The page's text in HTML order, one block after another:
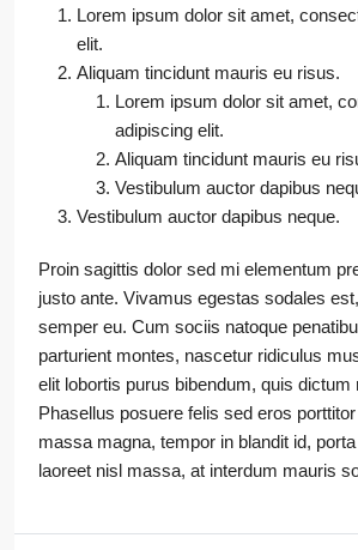
Lorem ipsum dolor sit amet,
elit.
Aliquam tincidunt mauris eu risus.
Lorem ipsum dolor sit amet,
adipiscing elit.
Aliquam tincidunt mauris eu
Vestibulum auctor dapibus
Vestibulum auctor dapibus neque.
Proin sagittis dolor sed mi elementum
justo ante. Vivamus egestas sodales
semper eu. Cum sociis natoque
parturient montes, nascetur ridiculus
elit lobortis purus bibendum, quis dictum
Phasellus posuere felis sed eros
massa magna, tempor in blandit id,
laoreet nisl massa, at interdum mauris